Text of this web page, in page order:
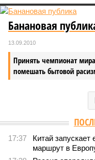
Банановая
13.09.2010
Принять чемпионат
помешать бытовой
17:37
Китай
маршрут в